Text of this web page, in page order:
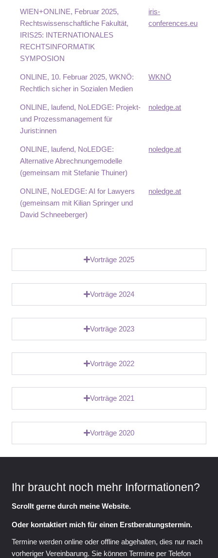
WIEN+ONLINE, Februar 2025,
Rechtswissenschaftliche Fakultät,
IRIS25: INTERNATIONALES
RECHTSINFORMATIK
SYMPOSION
iris-
conferences.eu
ONLINE, 10. Februar 2025, WKNÖ:
Rechtlich sicher in Sozialen Medien
WKNÖ
ONLINE, laufend, NoLEDGE: Projekt-
und Prozessmanagement für
Jurist:innen
noledge.at
ONLINE, laufend, NoLEDGE:
Alternative Abrechnungemodelle
(gemeinsam mit Stefanie Thuiner)
noledge.at
ONLINE, NoLEDGE: AI for Lawyers
(gemeinsam mit Kilian Springer und
David Schneeberger)
noledge.at
Vorträge 2025
Vorträge 2024
Vorträge 2023
Vorträge 2022
Vorträge 2021
Vorträge 2020
Ihr braucht noch mehr Informationen?
Scrollt gerne durch meine Website.
Oder kontaktiert mich für einen Erstberatungstermin.
Termine werden online oder offline abgehalten, dies nur nach
vorheriger Vereinbarung. Sie können Termine per Telefon